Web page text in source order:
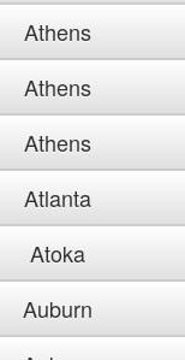
Athens
Athens
Athens
Atlanta
Atoka
Auburn